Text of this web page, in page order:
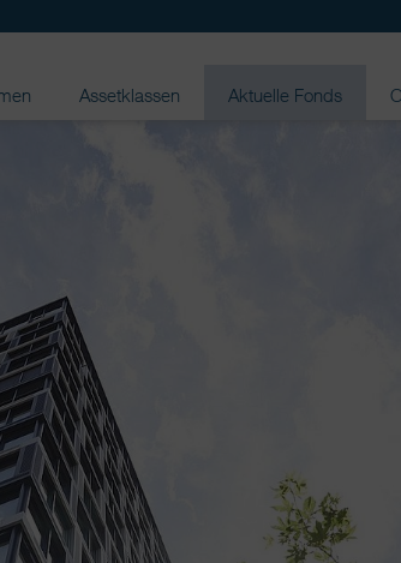
Assetklassen Aktuelle Fonds